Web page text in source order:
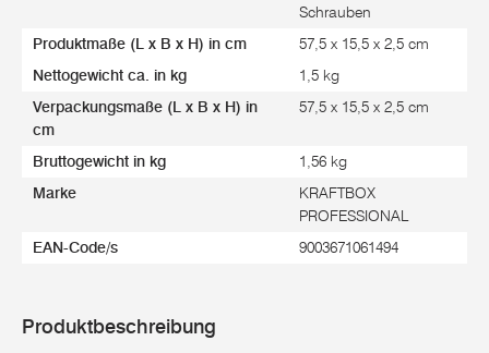
Schrauben
Produktmaße (L x B x H) in cm 57,5 x 15,5 x 2,5 cm
Nettogewicht ca. in kg 1,5 kg
Verpackungsmaße (L x B x H) in
cm
57,5 x 15,5 x 2,5 cm
Bruttogewicht in kg 1,56 kg
Marke
KRAFTBOX
PROFESSIONAL
EAN-Code/s 9003671061494
Produktbeschreibung